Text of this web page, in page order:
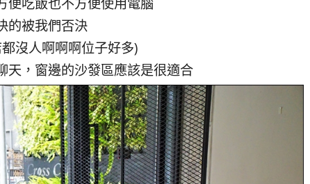
的被我們否決
沒人啊啊啊位子好多)
天，窗邊的沙發區應該是很適合